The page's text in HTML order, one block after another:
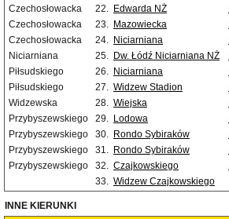
Czechosłowacka
22. Edwarda NŻ
Czechosłowacka
23. Mazowiecka
Czechosłowacka
24. Niciarniana
Niciarniana
25. Dw. Łódź Niciarniana NŻ
Piłsudskiego
26. Niciarniana
Piłsudskiego
27. Widzew Stadion
Widzewska
28. Wiejska
Przybyszewskiego
29. Lodowa
Przybyszewskiego
30. Rondo Sybiraków
Przybyszewskiego
31. Rondo Sybiraków
Przybyszewskiego
32. Czajkowskiego
33. Widzew Czajkowskiego
INNE KIERUNKI